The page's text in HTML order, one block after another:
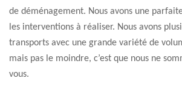
de déménagement. Nous avons une
les interventions à réaliser. Nous avons
transports avec une grande variété de
mais pas le moindre, c’est que nous ne
vous.